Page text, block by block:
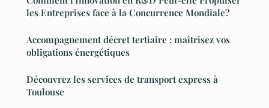
les Entreprises face à la Concurrence Mondiale?
Accompagnement décret tertiaire : maîtrisez vos
obligations énergétiques
Découvrez les services de transport express à
Toulouse